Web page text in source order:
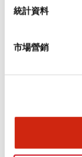
統計資料
市場營銷
環境規範
安裝和安裝規